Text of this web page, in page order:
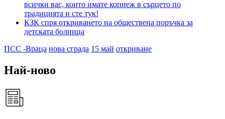
всички вас, които имате копнеж в сърцето по
традицията и сте тук!
КЗК спря откриването на обществена поръчка за
детската болница
ПСС -Враца нова сграда 15 май откриване
Най-ново